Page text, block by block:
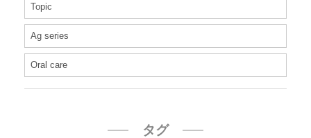
Topic
Ag series
Oral care
タグ